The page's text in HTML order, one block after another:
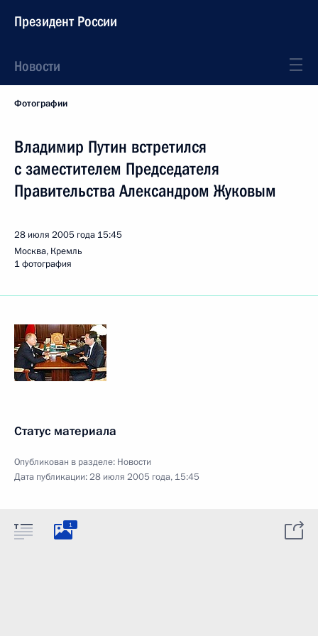
Президент России
Новости
Фотографии
Владимир Путин встретился
с заместителем Председателя
Правительства Александром Жуковым
28 июля 2005 года 15:45
Москва, Кремль
1 фотография
Статус материала
Опубликован в разделе: Новости
Дата публикации:28 июля 2005 года, 15:45
1